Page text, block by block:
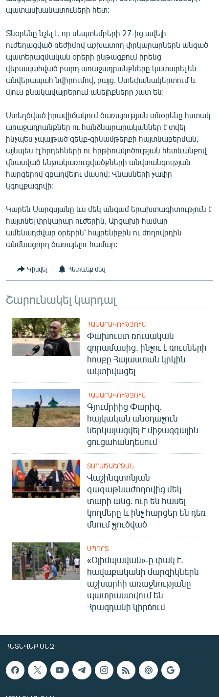
ՓՈԴՔԱՍԹ
Հայերեն
English
Русский
ՀԵՏԵՎԵՔ ՄԵԶ
«Ազատության» բոլոր կայքերը
պատասխանատուների հետ։
Տնօրենը նշել է, որ սեպտեմբերի 27-ից ավելի
ուժեղացված ռեժիմով աշխատող փրկարարներն անցած
պատերազմական օրերի ընթացքում իրենց
վերապահված բարդ առաջադրանքները կատարել են
անվերապահ նվիրումով, բայց, Ստեփանակերտում և
մյուս բնակավայրերում անելիքները շատ են:
Ստեղծված իրավիճակում ծառայության տնօրենը հստակ
առաջադրանքներ ու հանձնարարականներ է տվել
ինչպես չպայթած զենք-զինամթերքի հայտնաբերման,
այնպես էլ հրդեհների ու հրթիռակոծության հետևանքով
վնասված ենթակառուցվածքների անվտանգության
հարցերով զբաղվելու մասով: Վնասների չափը
կգույքագրվի:
Կարեն Սարգսյանը ևս մեկ անգամ երախտագիտություն է
հայտնել փրկարար ուժերին, Արցախի համար
ամենադժվար օրերին՝ հայրենիքին ու ժողովրդին
անմնացորդ ծառայելու համար:
Կիսվել Հետևեք մեզ
Շարունակել կարդալ
ՀԱՍԱՐԱԿՈՒԹՅՈՒՆ
Փախուստ ռուսական
զորամասից. ինչու է ռուսների
հոսքը Հայաստան կրկին
ակտիվացել
ՀԱՍԱՐԱԿՈՒԹՅՈՒՆ
Գյումրիից Փարիզ․
հայկական անօդաչուն
ներկայացվել է միջազգային
ցուցահանդեսում
ՏԱՐԱԾԱՇՐՋԱՆ
Վաշինգտոնյան
գագաթնաժողովից մեկ
տարի անց. ուր են հասել
կողմերը և ինչ հարցեր են դեռ
մնում չլուծված
ՍՊՈՐՏ
«Օլիմպավան»-ը փակ է.
հավաքականի մարզիկներն
աշխարհի առաջնությանը
պատրաստվում են
Հրազդանի կիրճում
ՀԵՏԵՎԵՔ ՄԵԶ